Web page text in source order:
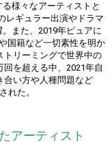
様々なアーティストと
レギュラー出演やドラマ
また、2019年ピュアに
国籍など一切素性を明か
トリーミングで世界中の
を超える中、2021年自
合い方や人種問題など
れた。
アーティスト